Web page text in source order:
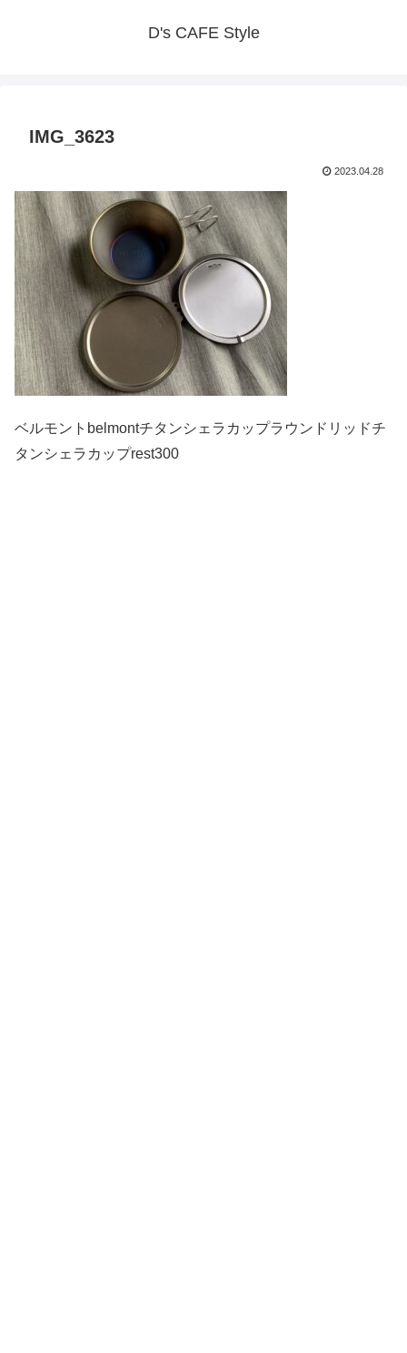
D's CAFE Style
IMG_3623
2023.04.28
ベルモントbelmontチタンシェラカップラウンドリッドチ
タンシェラカップrest300